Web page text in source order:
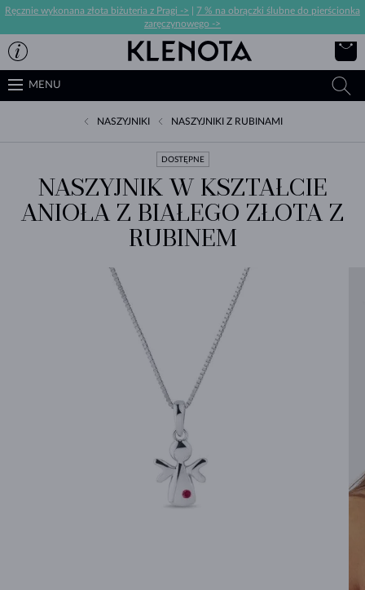
Ręcznie wykonana złota biżuteria z Pragi ->
7 % na obrączki ślubne do pierścionka
zaręczynowego ->
MENU
NASZYJNIKI NASZYJNIKI Z RUBINAMI
DOSTĘPNE
NASZYJNIK W KSZTAŁCIE
ANIOŁA Z BIAŁEGO ZŁOTA Z
RUBINEM